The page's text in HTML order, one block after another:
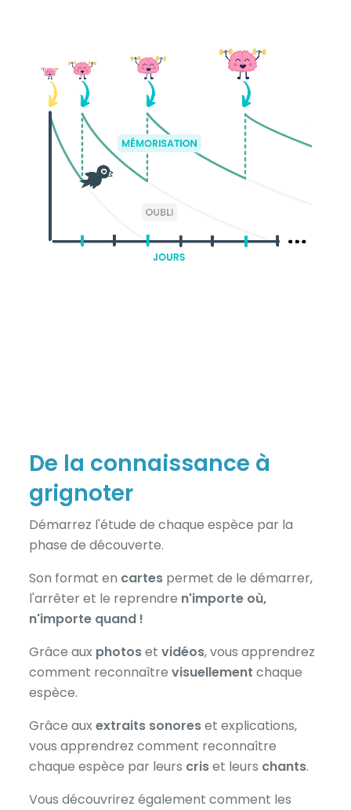
De la connaissance à
grignoter
Démarrez l'étude de chaque espèce par la
phase de découverte.
Son format en cartes permet de le démarrer,
l'arrêter et le reprendre n'importe où,
n'importe quand !
Grâce aux photosetvidéos, vous apprendrez
comment reconnaîtrevisuellement chaque
espèce.
Grâce auxextraits sonoreset explications,
vous apprendrez comment reconnaître
chaque espèce par leurs criset leurs chants.
Vous découvrirez également comment les